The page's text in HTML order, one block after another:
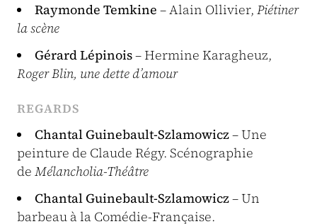
Raymonde Temkine – Alain Ollivier, Piétiner
la scène
Gérard Lépinois– Hermine Karagheuz,
Roger Blin, une dette d’amour
REGARDS
Chantal Guinebault-Szlamowicz– Une
peinture de Claude Régy. Scénographie
de Mélancholia-Théâtre
Chantal Guinebault-Szlamowicz– Un
barbeau à la Comédie-Française.